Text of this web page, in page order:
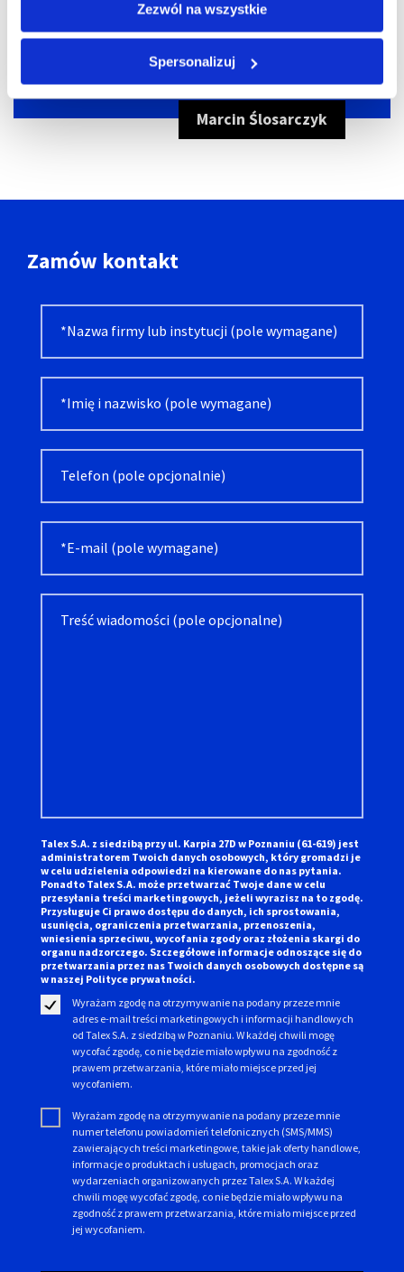
Zezwól na wszystkie
Spersonalizuj
niespodziewanych wydatków. To inwestycja chroni
dane przed zagrożeniami i gwarantuje ciągłość
działania firmy w każdej sytuacji.
Marcin Ślosarczyk
Zamów kontakt
Talex S.A. z siedzibą przy ul. Karpia 27D w Poznaniu (61-619) jest
administratorem Twoich danych osobowych, który gromadzi je
w celu udzielenia odpowiedzi na kierowane do nas pytania.
Ponadto Talex S.A. może przetwarzać Twoje dane w celu
przesyłania treści marketingowych, jeżeli wyrazisz na to zgodę.
Przysługuje Ci prawo dostępu do danych, ich sprostowania,
usunięcia, ograniczenia przetwarzania, przenoszenia,
wniesienia sprzeciwu, wycofania zgody oraz złożenia skargi do
organu nadzorczego. Szczegółowe informacje odnoszące się do
przetwarzania przez nas Twoich danych osobowych dostępne są
w naszej Polityce prywatności.
Wyrażam zgodę na otrzymywanie na podany przeze mnie
adres e-mail treści marketingowych i informacji handlowych
od Talex S.A. z siedzibą w Poznaniu. W każdej chwili mogę
wycofać zgodę, co nie będzie miało wpływu na zgodność z
prawem przetwarzania, które miało miejsce przed jej
wycofaniem.
Wyrażam zgodę na otrzymywanie na podany przeze mnie
numer telefonu powiadomień telefonicznych (SMS/MMS)
zawierających treści marketingowe, takie jak oferty handlowe,
informacje o produktach i usługach, promocjach oraz
wydarzeniach organizowanych przez Talex S.A. W każdej
chwili mogę wycofać zgodę, co nie będzie miało wpływu na
zgodność z prawem przetwarzania, które miało miejsce przed
jej wycofaniem.